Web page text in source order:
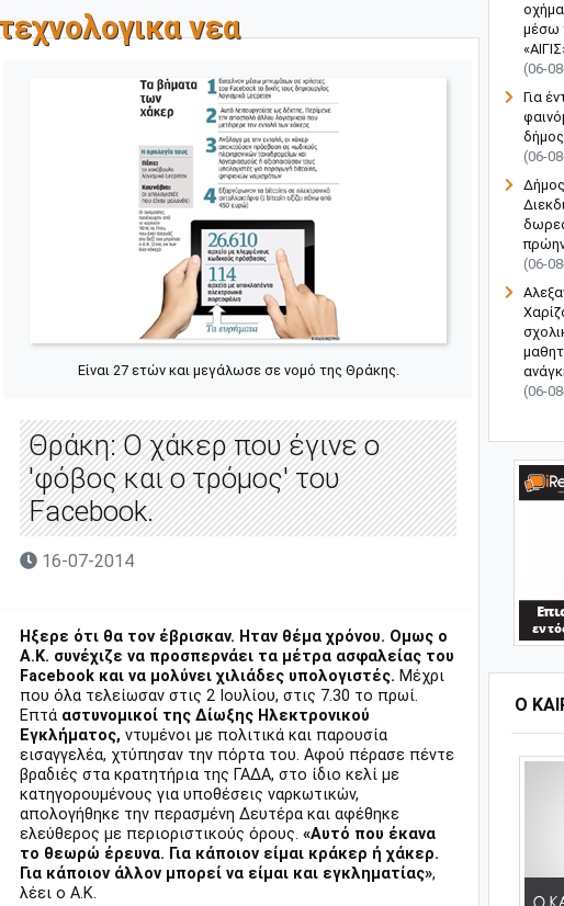
νεα
Είναι 27 ετών και μεγάλωσε σε νομό της Θράκης.
Θράκη: Ο χάκερ που έγινε ο
'φόβος και ο τρόμος' του
Facebook.
16-07-2014
Ηξερε ότι θα τον έβρισκαν. Ηταν θέμα χρόνου. Ομως ο
Α.Κ. συνέχιζε να προσπερνάει τα μέτρα ασφαλείας του
Facebook και να μολύνει χιλιάδες υπολογιστές. Μέχρι
που όλα τελείωσαν στις 2 Ιουλίου, στις 7.30 το πρωί.
Επτά αστυνομικοί της Δίωξης Ηλεκτρονικού
Εγκλήματος, ντυμένοι με πολιτικά και παρουσία
εισαγγελέα, χτύπησαν την πόρτα του. Αφού πέρασε πέντε
βραδιές στα κρατητήρια της ΓΑΔΑ, στο ίδιο κελί με
κατηγορουμένους για υποθέσεις ναρκωτικών,
απολογήθηκε την περασμένη Δευτέρα και αφέθηκε
ελεύθερος με περιοριστικούς όρους. «Αυτό που έκανα
το θεωρώ έρευνα. Για κάποιον είμαι κράκερ ή χάκερ.
Για κάποιον άλλον μπορεί να είμαι και εγκληματίας»,
λέει ο Α.Κ.
μέσω
(06-
Για
(06-
πρώην
(06-
(06-
Ο